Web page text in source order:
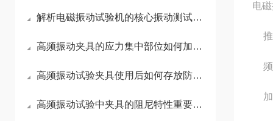
解析电磁振动试验机的核心振动测试模式
高频振动夹具的应力集中部位如何加强？
高频振动试验夹具使用后如何存放防变形？
高频振动试验中夹具的阻尼特性重要吗？
电